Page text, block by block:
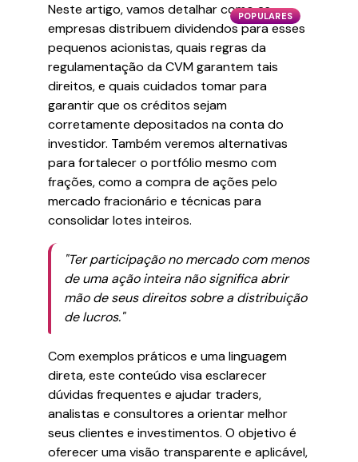
POPULARES
Neste artigo, vamos detalhar como as
empresas distribuem dividendos para esses
pequenos acionistas, quais regras da
regulamentação da CVM garantem tais
direitos, e quais cuidados tomar para
garantir que os créditos sejam
corretamente depositados na conta do
investidor. Também veremos alternativas
para fortalecer o portfólio mesmo com
frações, como a compra de ações pelo
mercado fracionário e técnicas para
consolidar lotes inteiros.
"Ter participação no mercado com menos
de uma ação inteira não significa abrir
mão de seus direitos sobre a distribuição
de lucros."
Com exemplos práticos e uma linguagem
direta, este conteúdo visa esclarecer
dúvidas frequentes e ajudar traders,
analistas e consultores a orientar melhor
seus clientes e investimentos. O objetivo é
oferecer uma visão transparente e aplicável,